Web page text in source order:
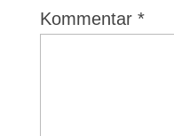
Kommentar *